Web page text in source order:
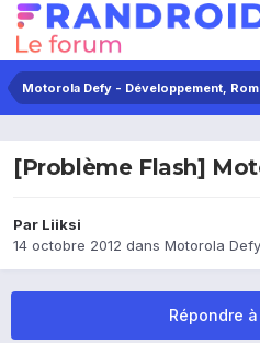
Motorola Defy - Développement, Rom
[Problème Flash]
Par Liiksi
14 octobre 2012 dans Motorola
Répondre